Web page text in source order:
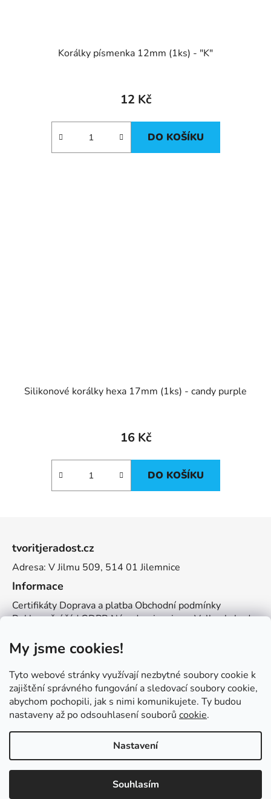
My jsme cookies!
Tyto webové stránky využívají nezbytné soubory cookie k
zajištění správného fungování a sledovací soubory cookie,
abychom pochopili, jak s nimi komunikujete. Ty budou
nastaveny až po odsouhlasení souborů cookie.
Nastavení
Souhlasím
Korálky písmenka 12mm (1ks) - "K"
12 Kč
DO KOŠÍKU
Silikonové korálky hexa 17mm (1ks) - candy purple
16 Kč
DO KOŠÍKU
tvoritjeradost.cz
Adresa: V Jilmu 509, 514 01 Jilemnice
Informace
Certifikáty Doprava a platba Obchodní podmínky
Reklamační řádGDPRNávody a inspiraceVelkoobchod
Kontakt
info@zemetvoreni.cz Míša:605 077 705
Adél:775 683 521
Zemětvoření
Vytvořil Shoptet
Tvořit je radost